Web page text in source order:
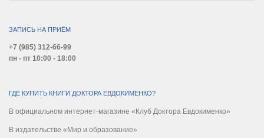
ЗАПИСЬ НА ПРИЁМ
+7 (985) 312-66-99
пн - пт 10:00 - 18:00
ГДЕ КУПИТЬ КНИГИ ДОКТОРА ЕВДОКИМЕНКО?
В официальном интернет-магазине «Клуб Доктора Евдокименко»
В издательстве «Мир и образование»